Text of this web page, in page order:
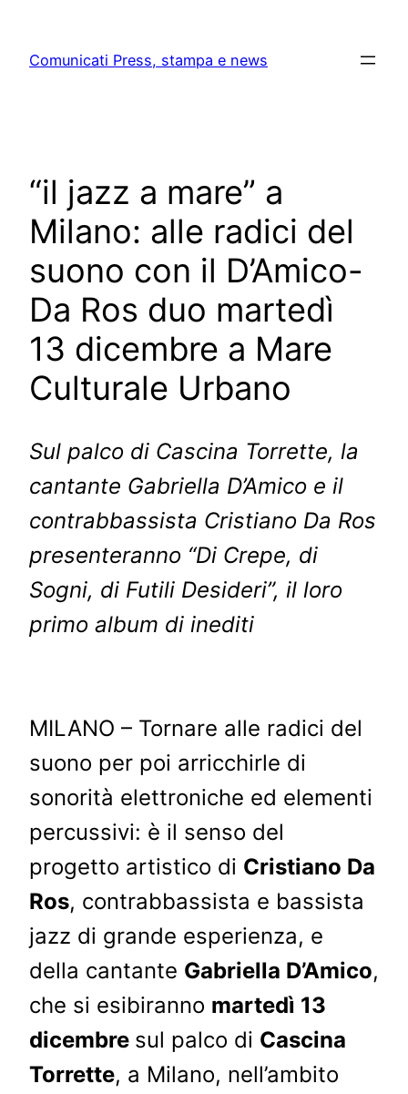
content
Comunicati Press, stampa e news
“il jazz a mare” a
Milano: alle radici del
suono con il D’Amico-
Da Ros duo martedì
13 dicembre a Mare
Culturale Urbano
Sul palco di Cascina Torrette, la
cantante Gabriella D’Amico e il
contrabbassista Cristiano Da Ros
presenteranno “Di Crepe, di
Sogni, di Futili Desideri”, il loro
primo album di inediti
MILANO – Tornare alle radici del
suono per poi arricchirle di
sonorità elettroniche ed elementi
percussivi: è il senso del
progetto artistico di Cristiano Da
Ros, contrabbassista e bassista
jazz di grande esperienza, e
della cantante Gabriella D’Amico,
che si esibiranno martedì 13
dicembre sul palco di Cascina
Torrette, a Milano, nell’ambito